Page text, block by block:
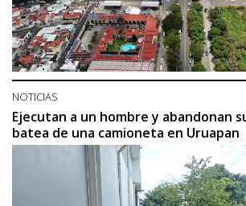
NOTICIAS
Ejecutan a un hombre y abandonan
batea de una camioneta en Uruapan